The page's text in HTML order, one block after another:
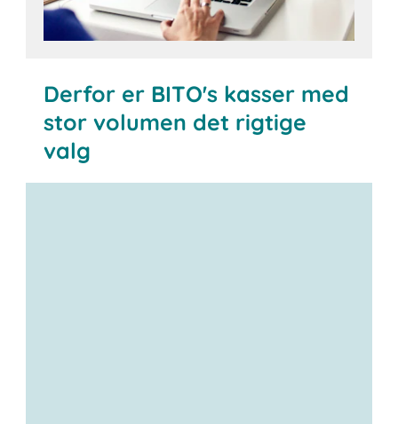
Derfor er BITO's kasser med
stor volumen det rigtige
valg